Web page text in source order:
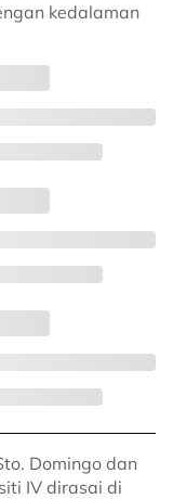
kedalaman
Domingo dan
IV dirasai di